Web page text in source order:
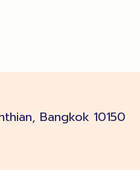
Bangkok 10150